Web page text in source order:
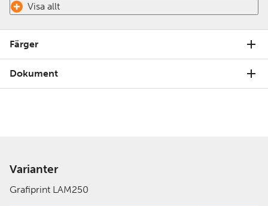
Visa allt
Färger
Dokument
Varianter
Grafiprint LAM250